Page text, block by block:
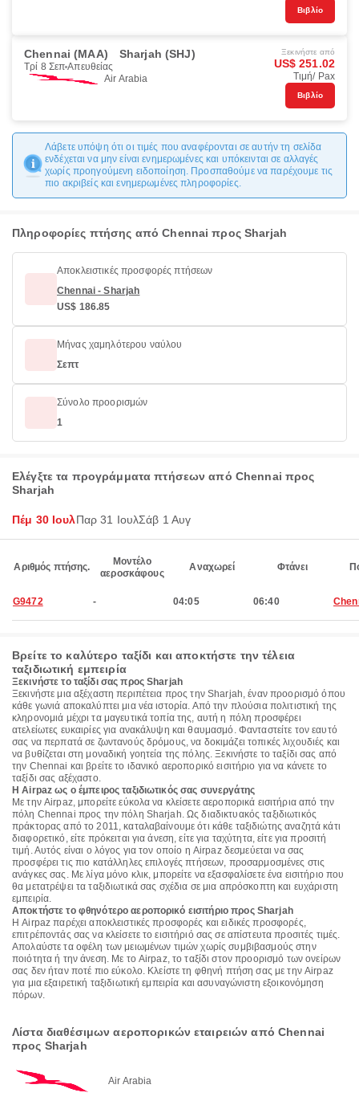
Βιβλίο
Chennai (MAA) Sharjah (SHJ)
Τρί 8 Σεπ Απευθείας
Air Arabia
Ξεκινήστε από
US$ 251.02
Τιμή/ Pax
Βιβλίο
Λάβετε υπόψη ότι οι τιμές που αναφέρονται σε αυτήν τη σελίδα
ενδέχεται να μην είναι ενημερωμένες και υπόκεινται σε αλλαγές
χωρίς προηγούμενη ειδοποίηση. Προσπαθούμε να παρέχουμε τις
πιο ακριβείς και ενημερωμένες πληροφορίες.
Πληροφορίες πτήσης από Chennai προς Sharjah
Αποκλειστικές προσφορές πτήσεων
Chennai - Sharjah
US$ 186.85
Μήνας χαμηλότερου ναύλου
Σεπτ
Σύνολο προορισμών
1
Ελέγξτε τα προγράμματα πτήσεων από Chennai προς
Sharjah
Πέμ 30 ΙουλΠαρ 31 ΙουλΣάβ 1 Αυγ
Αριθμός πτήσης.
Μοντέλο
αεροσκάφους
Αναχωρεί Φτάνει
G9472 - 04:05 06:40
Βρείτε το καλύτερο ταξίδι και αποκτήστε την τέλεια
ταξιδιωτική εμπειρία
Ξεκινήστε το ταξίδι σας προς Sharjah
Ξεκινήστε μια αξέχαστη περιπέτεια προς την Sharjah, έναν προορισμό όπου
κάθε γωνιά αποκαλύπτει μια νέα ιστορία. Από την πλούσια πολιτιστική της
κληρονομιά μέχρι τα μαγευτικά τοπία της, αυτή η πόλη προσφέρει
ατελείωτες ευκαιρίες για ανακάλυψη και θαυμασμό. Φανταστείτε τον εαυτό
σας να περπατά σε ζωντανούς δρόμους, να δοκιμάζει τοπικές λιχουδιές και
να βυθίζεται στη μοναδική γοητεία της πόλης. Ξεκινήστε το ταξίδι σας από
την Chennai και βρείτε το ιδανικό αεροπορικό εισιτήριο για να κάνετε το
ταξίδι σας αξέχαστο.
Η Airpaz ως ο έμπειρος ταξιδιωτικός σας συνεργάτης
Με την Airpaz, μπορείτε εύκολα να κλείσετε αεροπορικά εισιτήρια από την
πόλη Chennai προς την πόλη Sharjah. Ως διαδικτυακός ταξιδιωτικός
πράκτορας από το 2011, καταλαβαίνουμε ότι κάθε ταξιδιώτης αναζητά κάτι
διαφορετικό, είτε πρόκειται για άνεση, είτε για ταχύτητα, είτε για προσιτή
τιμή. Αυτός είναι ο λόγος για τον οποίο η Airpaz δεσμεύεται να σας
προσφέρει τις πιο κατάλληλες επιλογές πτήσεων, προσαρμοσμένες στις
ανάγκες σας. Με λίγα μόνο κλικ, μπορείτε να εξασφαλίσετε ένα εισιτήριο που
θα μετατρέψει τα ταξιδιωτικά σας σχέδια σε μια απρόσκοπτη και ευχάριστη
εμπειρία.
Αποκτήστε το φθηνότερο αεροπορικό εισιτήριο προς Sharjah
Η Airpaz παρέχει αποκλειστικές προσφορές και ειδικές προσφορές,
επιτρέποντάς σας να κλείσετε το εισιτήριό σας σε απίστευτα προσιτές τιμές.
Απολαύστε τα οφέλη των μειωμένων τιμών χωρίς συμβιβασμούς στην
ποιότητα ή την άνεση. Με το Airpaz, το ταξίδι στον προορισμό των ονείρων
σας δεν ήταν ποτέ πιο εύκολο. Κλείστε τη φθηνή πτήση σας με την Airpaz
για μια εξαιρετική ταξιδιωτική εμπειρία και ασυναγώνιστη εξοικονόμηση
πόρων.
Λίστα διαθέσιμων αεροπορικών εταιρειών από Chennai
προς Sharjah
Air Arabia